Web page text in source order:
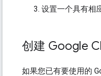
设置一个具有相
创建 Google
如果您已有要使用的